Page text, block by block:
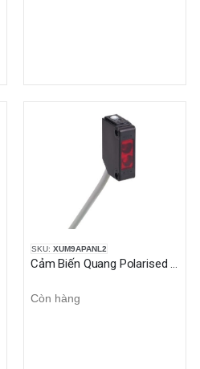
SKU: XUM9APANL2
Cảm Biến Quang Polarised - Sn 2m - 12..24VDC - cable 2m
Còn hàng